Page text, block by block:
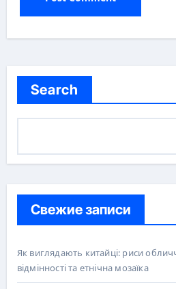
Search
Свежие записи
Як виглядають китайці: риси
відмінності та етнічна мозаїка